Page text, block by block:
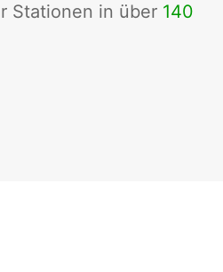
Stationen in über 140